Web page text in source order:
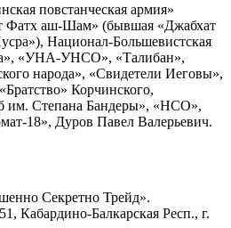
повстанческая армия»
аш-Шам» (бывшая «Джабхат
Национал-Большевистская
«УНА-УНСО», «Талибан»,
народа», «Свидетели Иеговы»,
Корчинского,
им. Степана Бандеры», «НСО»,
18», Дуров Павел Валерьевич.
Секретно Трейд».
Кабардино-Балкарская Респ., г.